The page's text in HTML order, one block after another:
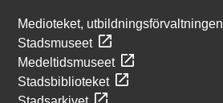
Medioteket, utbildningsförvaltningen
Stadsmuseet
Medeltidsmuseet
Stadsbiblioteket